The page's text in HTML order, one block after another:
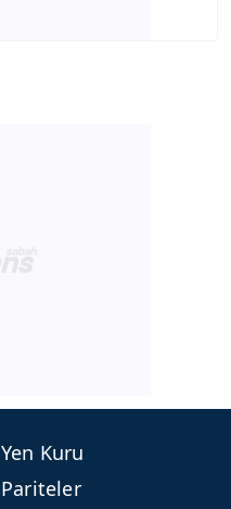
Yen Kuru
Pariteler